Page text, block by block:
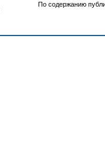
По содержанию